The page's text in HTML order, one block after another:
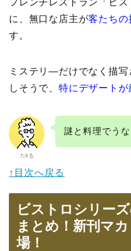
に、無口な店主が客たちの
す。
ミステリ―だけでなく描
しそうで、 特にデザートが
たkる
謎と料理でう
↑目次へ戻る
ビストロシリー
まとめ！新刊マ
場！